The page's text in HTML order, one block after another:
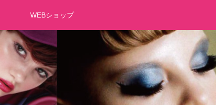
WEBショップ